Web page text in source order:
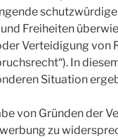
Freiheiten
Verteidigung von
In
Situation
von Gründen der
zu